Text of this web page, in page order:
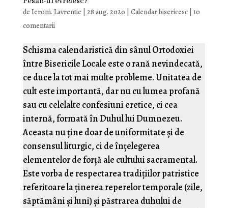
de Ierom. Lavrentie 28 aug. 2020 Calendar bisericesc| 10
comentarii
Schisma calendaristică din sânul Ortodoxiei
între Bisericile Locale este o rană nevindecată,
ce duce la tot mai multe probleme. Unitatea de
cult este importantă, dar nu cu lumea profană
sau cu celelalte confesiuni eretice, ci cea
internă, formată în Duhul lui Dumnezeu.
Aceasta nu ține doar de uniformitate și de
consensul liturgic, ci de înțelegerea
elementelor de forță ale cultului sacramental.
Este vorba de respectarea tradițiilor patristice
referitoare la ținerea reperelor temporale (zile,
săptămâni și luni) și păstrarea duhului de